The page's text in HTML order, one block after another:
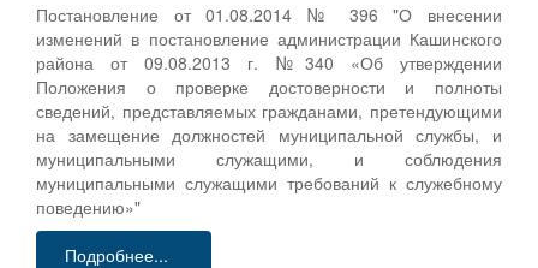
Постановление от 01.08.2014 № 396 "О внесении
изменений в постановление администрации Кашинского
района от 09.08.2013 г. №340 «Об утверждении
Положения о проверке достоверности и полноты
сведений, представляемых гражданами, претендующими
на замещение должностей муниципальной службы, и
муниципальными служащими, и соблюдения
муниципальными служащими требований к служебному
поведению»"
Подробнее...